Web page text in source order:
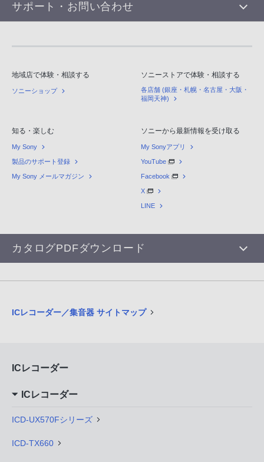
サポート・お問い合わせ
地域店で体験・相談する
ソニーショップ
ソニーストアで体験・相談する
各店舗 (銀座・札幌・名古屋・大阪・
福岡天神)
知る・楽しむ
My Sony
製品のサポート登録
My Sony メールマガジン
ソニーから最新情報を受け取る
My Sonyアプリ
YouTube
Facebook
X
LINE
カタログPDFダウンロード
ICレコーダー／集音器 サイトマップ
ICレコーダー
ICレコーダー
ICD-UX570Fシリーズ
ICD-TX660